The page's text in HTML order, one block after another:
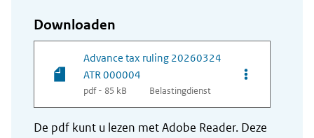
Downloaden
Advance tax ruling 20260324
ATR 000004
pdf - 85 kB Belastingdienst
Opties van
De pdf kunt u lezen met Adobe Reader. Deze